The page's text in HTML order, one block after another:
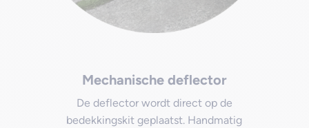
Mechanische deflector
De deflector wordt direct op de
bedekkingskit geplaatst. Handmatig